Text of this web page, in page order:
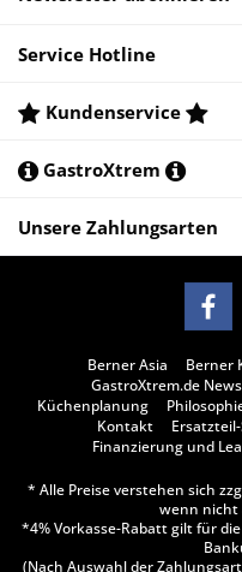
Service Hotline
Kundenservice
GastroXtrem
Unsere Zahlungsarten
Berner Asia Berner
GastroXtrem.de
Küchenplanung
Kontakt
Finanzierung und
* Alle Preise verstehen sich
wenn nicht
*4% Vorkasse-Rabatt gilt für
(Nach Auswahl der